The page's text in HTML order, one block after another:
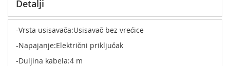
Detalji
-Vrsta usisavača:Usisavač bez vrećice
-Napajanje:Električni priključak
-Duljina kabela:4 m